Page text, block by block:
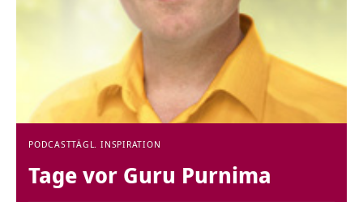
PODCASTTÄGL. INSPIRATION
Tage vor Guru Purnima